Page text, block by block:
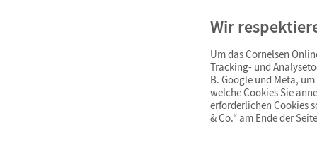
Persönliche Angebote für Lehrkräfte
Sicheres Einkaufen mit SSL-Verschlüsselung
Widerrufsfristvon 4 Wochen
Schnelle und einfache Retourenabwicklung
Wir
Um das Cornelsen
Tracking- und
B. Google und Meta,
welche Cookies Sie
erforderlichen Cookies
& Co.“ am Ende der